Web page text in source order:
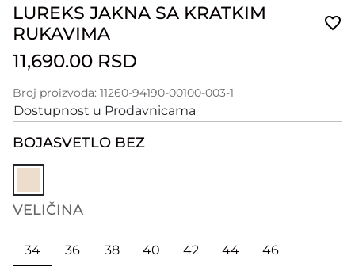
LUREKS JAKNA SA KRATKIM
RUKAVIMA
11,690.00 RSD
Broj proizvoda: 11260-94190-00100-003-1
Dostupnost u Prodavnicama
BOJASVETLO BEZ
VELIČINA
34 36 38 40 42 44
46